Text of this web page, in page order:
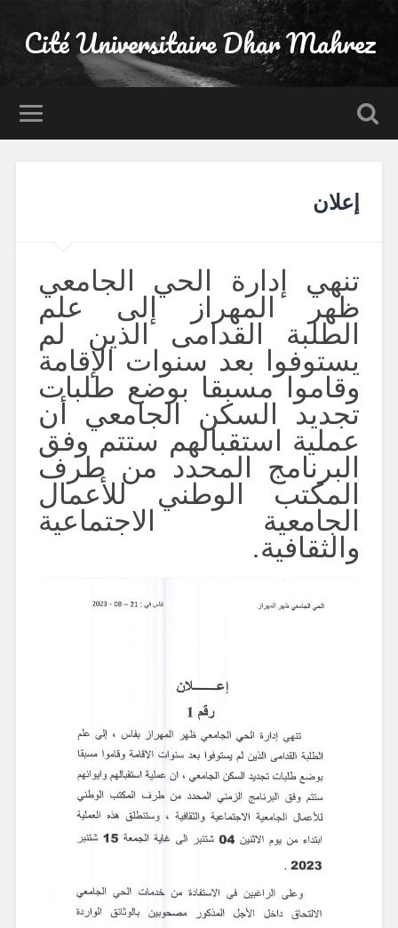
Cité Universitaire Dhar Mahrez
إعلان
تنهي إدارة الحي الجامعي
ظهر المهراز إلى علم
الطلبة القدامى الذين لم
يستوفوا بعد سنوات الإقامة
وقاموا مسبقا بوضع طلبات
تجديد السكن الجامعي أن
عملية استقبالهم ستتم وفق
البرنامج المحدد من طرف
المكتب الوطني للأعمال
الجامعية الاجتماعية
والثقافية.